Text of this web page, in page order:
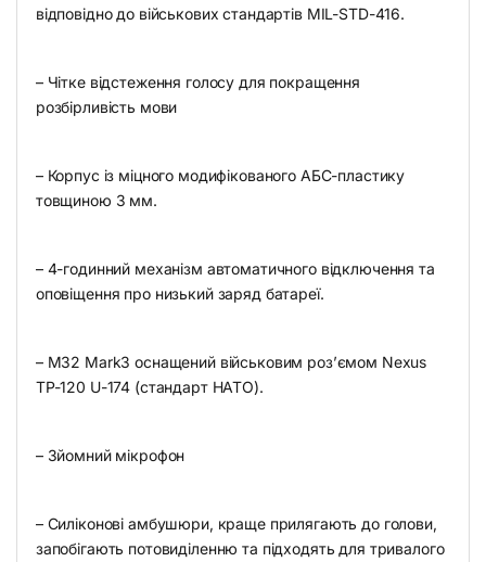
відповідно до військових стандартів MIL-STD-416.
– Чітке відстеження голосу для покращення
розбірливість мови
– Корпус із міцного модифікованого АБС-пластику
товщиною 3 мм.
– 4-годинний механізм автоматичного відключення та
оповіщення про низький заряд батареї.
– M32 Mark3 оснащений військовим роз’ємом Nexus
TP-120 U-174 (стандарт НАТО).
– Зйомний мікрофон
– Силіконові амбушюри, краще прилягають до голови,
запобігають потовиділенню та підходять для тривалого